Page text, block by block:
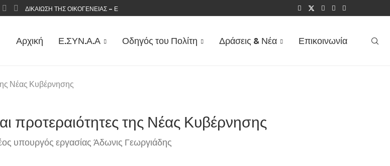
ΔΙΚΑΊΩΣΗ ΤΗΣ ΟΙΚΟΓΈΝΕΙΑΣ – ΕΠΑΝΑΦΟΡΆ ΤΟΥ ΕΠΙΔΌΜΑΤΟΣ ΤΈΚΝΟΥ...
Αρχική Ε.ΣΥΝ.Α.Α Οδηγός του Πολίτη Δράσεις & Νέα Επικοινωνία
Νέας Κυβέρνησης
προτεραιότητες της Νέας Κυβέρνησης
υπουργός εργασίας Άδωνις Γεωργιάδης